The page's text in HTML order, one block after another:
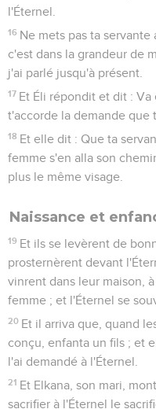
l'Éternel.
16 Ne mets pas ta
c'est dans la grandeur de
j'ai parlé jusqu'à présent.
17 Et Éli répondit et dit :
t'accorde la demande que
18 Et elle dit : Que ta
femme s'en alla son
plus le même visage.
Naissance et
19 Et ils se levèrent de
prosternèrent devant
vinrent dans leur maison,
femme ; et l'Éternel se
20 Et il arriva que, quand
conçu, enfanta un fils ; et
l'ai demandé à l'Éternel.
21 Et Elkana, son mari,
sacrifier à l'Éternel le